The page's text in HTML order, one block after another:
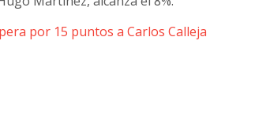
por 15 puntos a Carlos Calleja